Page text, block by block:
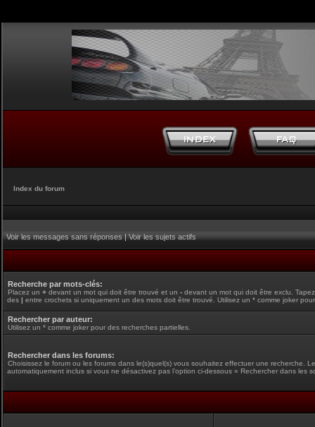
Index du forum
Voir les messages sans réponses|Voir les sujets actifs
Recherche par mots-clés:
Placez un + devant un mot qui doit être trouvé et un - devant un mot qui doit être exclu.
des | entre crochets si uniquement un des mots doit être trouvé. Utilisez un * comme joker
Rechercher par auteur:
Utilisez un * comme joker pour des recherches partielles.
Rechercher dans les forums:
Choisissez le forum ou les forums dans le(s)quel(s) vous souhaitez effectuer une recherche.
automatiquement inclus si vous ne désactivez pas l’option ci-dessous « Rechercher dans les